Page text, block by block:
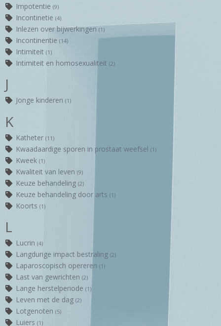
Impotentie(9)
Incontinetie(4)
Inlezen over bijwerkingen(1)
Incontinentie(14)
Intimiteit(1)
Intimiteit en homosexualiteit(2)
J
Jonge kinderen(1)
K
Katheter(11)
Kwaadaardige sporen in prostaat weefsel(1)
Kweek(1)
Kwaliteit van leven(9)
Keuze behandeling(2)
Keuze behandeling door arts(1)
Koorts(1)
L
Lucrin(4)
Langdurige impact bestraling(2)
Laparoscopisch opereren(1)
Last van gewrichten(2)
Lange herstelperiode(1)
Leven met de dag(2)
Lotgenoten(5)
Luiers(1)